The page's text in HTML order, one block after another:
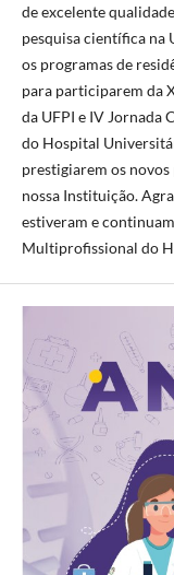
de excelente
pesquisa científica
os programas de
para participarem da
da UFPI e IV Jornada
do Hospital
prestigiarem os
nossa Instituição.
estiveram e
Multiprofissional do